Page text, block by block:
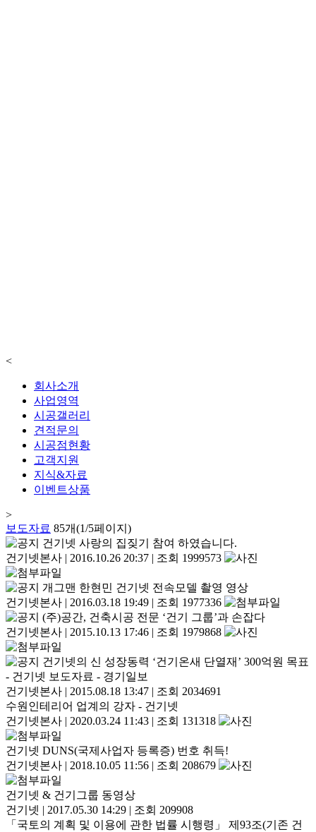
<
회사소개
사업영역
시공갤러리
견적문의
시공점현황
고객지원
지식&자료
이벤트상품
>
보도자료 85개(1/5페이지)
건기넷 사랑의 집짖기 참여 하였습니다.
건기넷본사 | 2016.10.26 20:37 | 조회 1999573
개그맨 한현민 건기넷 전속모델 촬영 영상
건기넷본사 | 2016.03.18 19:49 | 조회 1977336
(주)공간, 건축시공 전문 ‘건기 그룹’과 손잡다
건기넷본사 | 2015.10.13 17:46 | 조회 1979868
건기넷의 신 성장동력 ‘건기온새 단열재’ 300억원 목표
- 건기넷 보도자료 - 경기일보
건기넷본사 | 2015.08.18 13:47 | 조회 2034691
수원인테리어 업계의 강자 - 건기넷
건기넷본사 | 2020.03.24 11:43 | 조회 131318
건기넷 DUNS(국제사업자 등록증) 번호 취득!
건기넷본사 | 2018.10.05 11:56 | 조회 208679
건기넷 & 건기그룹 동영상
건기넷 | 2017.05.30 14:29 | 조회 209908
「국토의 계획 및 이용에 관한 법률 시행령」 제93조(기존 건